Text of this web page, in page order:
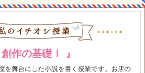
創作の基礎Ⅰ
を舞台にした小説を書く授業です。お店の